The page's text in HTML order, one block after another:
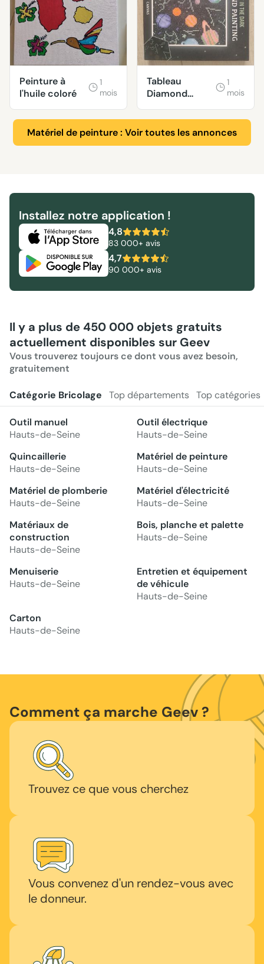
Peinture à
l'huile coloré
1
mois
Tableau
Diamond
painting
1
mois
Matériel de peinture : Voir toutes les annonces
Installez notre application !
4,8
83 000+ avis
4,7
90 000+ avis
Il y a plus de 450 000 objets gratuits
actuellement disponibles sur Geev
Vous trouverez toujours ce dont vous avez besoin,
gratuitement
Catégorie Bricolage Top départements Top catégories
Outil manuel
Hauts-de-Seine
Outil électrique
Hauts-de-Seine
Quincaillerie
Hauts-de-Seine
Matériel de peinture
Hauts-de-Seine
Matériel de plomberie
Hauts-de-Seine
Matériel d'électricité
Hauts-de-Seine
Matériaux de
construction
Hauts-de-Seine
Bois, planche et palette
Hauts-de-Seine
Menuiserie
Hauts-de-Seine
Entretien et équipement
de véhicule
Hauts-de-Seine
Carton
Hauts-de-Seine
Comment ça marche Geev ?
Trouvez ce que vous cherchez
Vous convenez d'un rendez-vous avec
le donneur.